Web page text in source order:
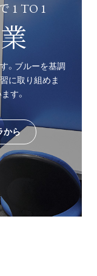
1 TO 1
。ブルーを基調
に取り組めま
す。
から